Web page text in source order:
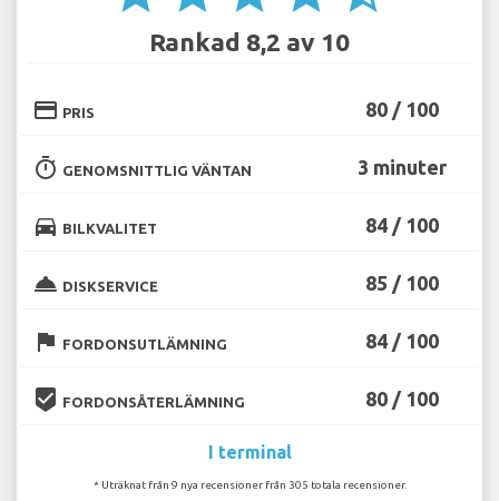
Rankad 8,2 av 10
credit_card PRIS 80 / 100
timer GENOMSNITTLIG VÄNTAN 3 minuter
directions_car BILKVALITET 84 / 100
room_service DISKSERVICE 85 / 100
flag FORDONSUTLÄMNING 84 / 100
beenhere FORDONSÅTERLÄMNING 80 / 100
I terminal
* Uträknat från 9 nya recensioner från 305 totala recensioner.